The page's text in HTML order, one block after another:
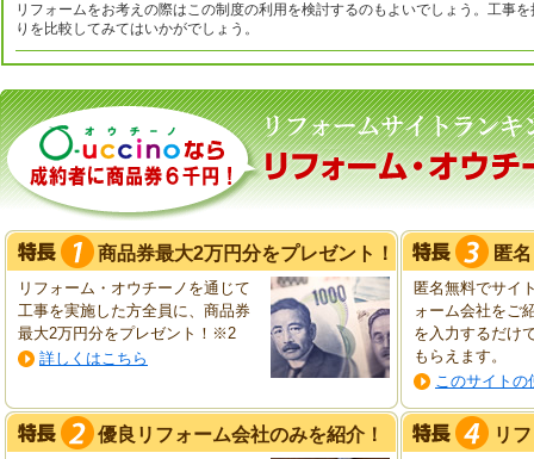
リフォームをお考えの際はこの制度の利用を検討するのもよいでしょう。工事
りを比較してみてはいかがでしょう。
商品券最大2万円分をプレゼント！
リフォーム・オウチーノを通じて
工事を実施した方全員に、商品券
最大2万円分をプレゼント！※2
詳しくはこちら
匿
匿名無料でサイ
ォーム会社をご
を入力するだけ
もらえます。
このサイトの
優良リフォーム会社のみを紹介！ リ